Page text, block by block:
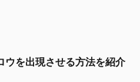
ウを出現させる方法を紹介